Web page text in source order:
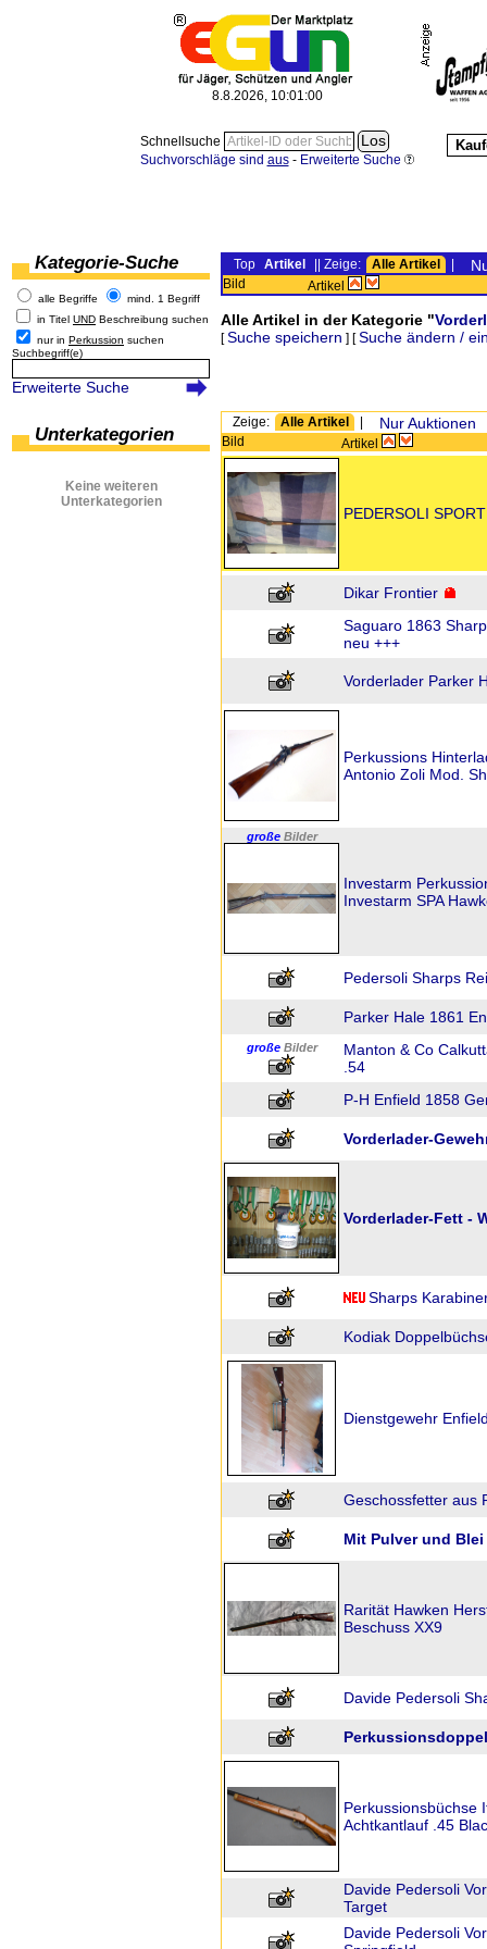
8.8.2026, 10:01:00
Schnellsuche
Suchvorschläge sind aus- Erweiterte Suche
Kategorie-Suche
alle Begriffe
mind. 1 Begriff
in Titel UND Beschreibung suchen
nur in Perkussion suchen
Suchbegriff(e)
Erweiterte Suche
Unterkategorien
Keine weiteren
Unterkategorien
Top Artikel || Zeige: Alle Artikel
Bild Artikel
Alle Artikel in der Kategorie "
[Suche speichern ] [Suche ändern /
Zeige: Alle Artikel Nur Auktionen
Bild Artikel
PEDERSOLI
Dikar Frontier
Saguaro 1863
neu +++
Vorderlader Parker
Perkussions
Antonio Zoli Mod.
große Bilder
Investarm
Investarm SPA
Pedersoli Sharps
Parker Hale 1861
große Bilder
Manton & Co
.54
P-H Enfield 1858
Vorderlader-
Vorderlader-Fett -
Sharps
Kodiak
Dienstgewehr
Geschossfetter aus
Mit Pulver und Blei
Rarität Hawken
Beschuss XX9
Davide Pedersoli
Perkussionsbüchse
Achtkantlauf .45
Davide Pedersoli
Target
Davide Pedersoli